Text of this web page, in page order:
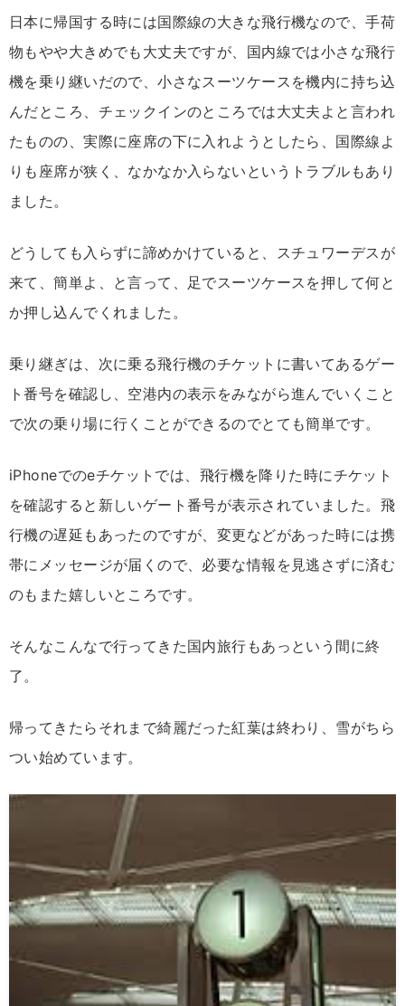
日本に帰国する時には国際線の大きな飛行機なので、手荷
物もやや大きめでも大丈夫ですが、国内線では小さな飛行
機を乗り継いだので、小さなスーツケースを機内に持ち込
んだところ、チェックインのところでは大丈夫よと言われ
たものの、実際に座席の下に入れようとしたら、国際線よ
りも座席が狭く、なかなか入らないというトラブルもあり
ました。
どうしても入らずに諦めかけていると、スチュワーデスが
来て、簡単よ、と言って、足でスーツケースを押して何と
か押し込んでくれました。
乗り継ぎは、次に乗る飛行機のチケットに書いてあるゲー
ト番号を確認し、空港内の表示をみながら進んでいくこと
で次の乗り場に行くことができるのでとても簡単です。
iPhoneでのeチケットでは、飛行機を降りた時にチケット
を確認すると新しいゲート番号が表示されていました。飛
行機の遅延もあったのですが、変更などがあった時には携
帯にメッセージが届くので、必要な情報を見逃さずに済む
のもまた嬉しいところです。
そんなこんなで行ってきた国内旅行もあっという間に終
了。
帰ってきたらそれまで綺麗だった紅葉は終わり、雪がちら
つい始めています。